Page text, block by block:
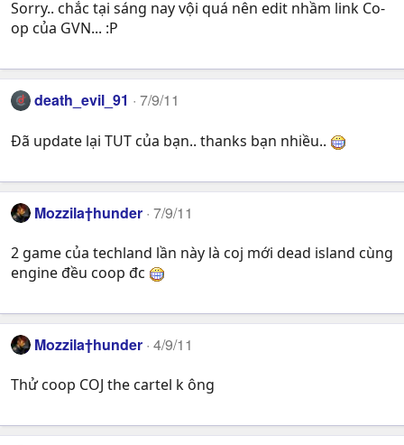
Sorry.. chắc tại sáng nay vội quá nên edit nhầm link Co-
op của GVN... :P
death_evil_91 7/9/11
Đã update lại TUT của bạn.. thanks bạn nhiều..
Mozzila†hunder 7/9/11
2 game của techland lần này là coj mới dead island cùng
engine đều coop đc
Mozzila†hunder 4/9/11
Thử coop COJ the cartel k ông